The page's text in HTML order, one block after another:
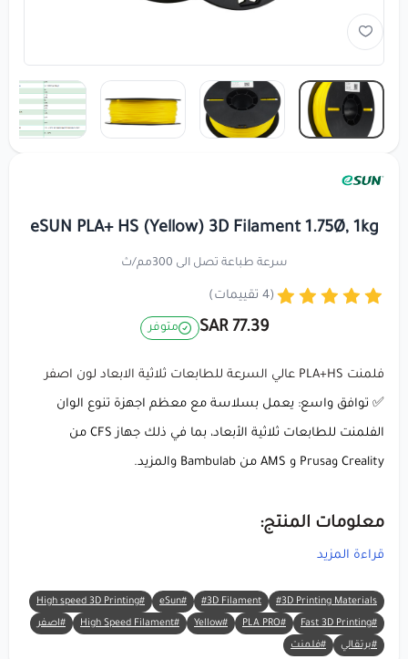
eSUN PLA+ HS (Yellow) 3D Filament 1.75Ø, 1kg
سرعة طباعة تصل الى 300مم/ث
(4 تقييمات)
77.39 SAR متوفر
فلمنت PLA+HS عالي السرعة للطابعات ثلاثية الابعاد لون اصفر
✅ توافق واسع: يعمل بسلاسة مع معظم اجهزة تنوع الوان
الفلمنت للطابعات ثلاثية الأبعاد، بما في ذلك جهاز CFS من
Creality وPrusa و AMS من Bambulab والمزيد.
معلومات المنتج:
🔸 المادة: PLA+HS
🔸 اللون: أصفر
قراءة المزيد
#3D Printing Materials
#3D Filament
#eSun
#High speed 3D Printing
#Fast 3D Printing
#PLA PRO
#Yellow
#High Speed Filament
#اصفر
#برتقالي
#فلمنت